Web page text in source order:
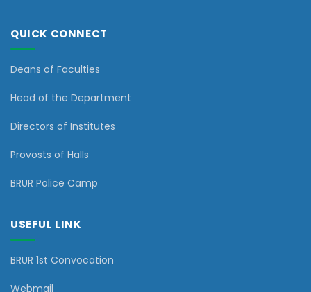
QUICK CONNECT
Deans of Faculties
Head of the Department
Directors of Institutes
Provosts of Halls
BRUR Police Camp
USEFUL LINK
BRUR 1st Convocation
Webmail